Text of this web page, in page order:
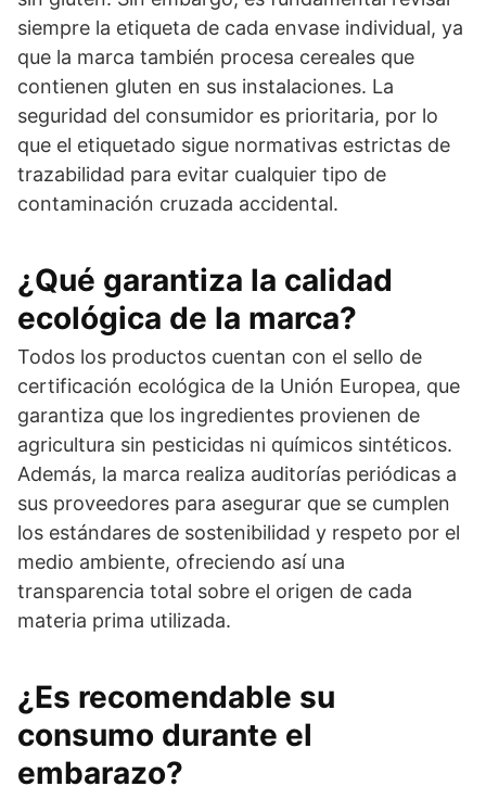
siempre la etiqueta de cada envase individual, ya
que la marca también procesa cereales que
contienen gluten en sus instalaciones. La
seguridad del consumidor es prioritaria, por lo
que el etiquetado sigue normativas estrictas de
trazabilidad para evitar cualquier tipo de
contaminación cruzada accidental.
¿Qué garantiza la calidad
ecológica de la marca?
Todos los productos cuentan con el sello de
certificación ecológica de la Unión Europea, que
garantiza que los ingredientes provienen de
agricultura sin pesticidas ni químicos sintéticos.
Además, la marca realiza auditorías periódicas a
sus proveedores para asegurar que se cumplen
los estándares de sostenibilidad y respeto por el
medio ambiente, ofreciendo así una
transparencia total sobre el origen de cada
materia prima utilizada.
¿Es recomendable su
consumo durante el
embarazo?